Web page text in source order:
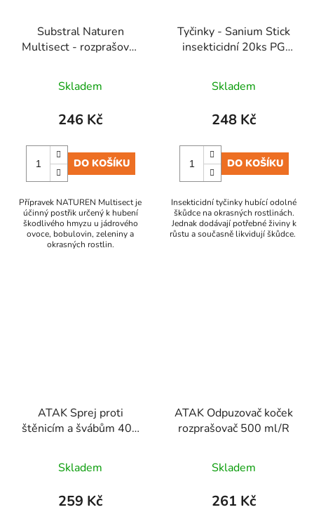
Substral Naturen
Multisect - rozprašovač
Skladem
246 Kč
DO KOŠÍKU
Přípravek NATUREN Multisect je
účinný postřik určený k hubení
škodlivého hmyzu u jádrového
ovoce, bobulovin, zeleniny a
okrasných rostlin.
Tyčinky - Sanium Stick
insekticidní 20ks PG
Skladem
248 Kč
DO KOŠÍKU
Insekticidní tyčinky hubící odolné
škůdce na okrasných rostlinách.
Jednak dodávají potřebné živiny k
růstu a současně likvidují škůdce.
ATAK Sprej proti
štěnicím a švábům 400
Skladem
259 Kč
ATAK Odpuzovač koček
rozprašovač 500 ml/R
Skladem
261 Kč